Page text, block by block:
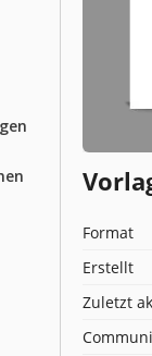
Format
Erstellt
Zuletzt